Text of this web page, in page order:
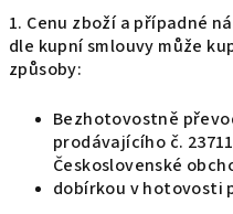
1. Cenu zboží a případné
dle kupní smlouvy může
způsoby:
Bezhotovostně
prodávajícího č.
Československé
dobírkou v hotovosti